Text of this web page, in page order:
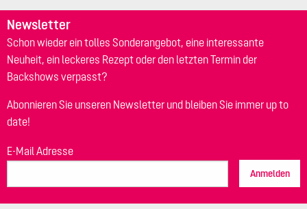
Newsletter
Schon wieder ein tolles Sonderangebot, eine interessante
Neuheit, ein leckeres Rezept oder den letzten Termin der
Backshows verpasst?
Abonnieren Sie unseren Newsletter und bleiben Sie immer up to
date!
E-Mail Adresse
Anmelden